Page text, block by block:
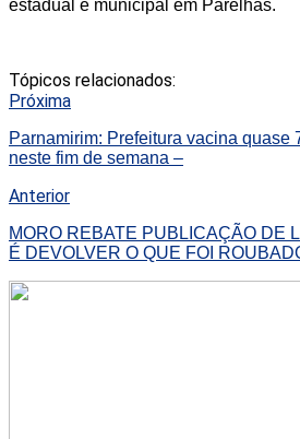
estadual e municipal em Parelhas.
Tópicos relacionados:
Próxima
Parnamirim: Prefeitura vacina quase
neste fim de semana –
Anterior
MORO REBATE PUBLICAÇÃO DE
É DEVOLVER O QUE FOI